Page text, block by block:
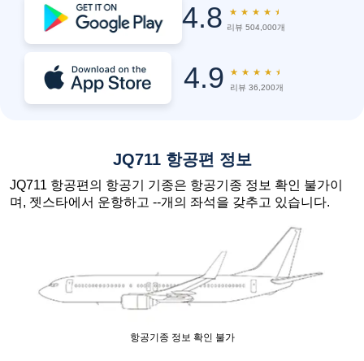
4.8 ★ ★ ★ ★ ★
리뷰 504,000개
4.9 ★ ★ ★ ★ ★
리뷰 36,200개
JQ711 항공편 정보
JQ711 항공편의 항공기 기종은 항공기종 정보 확인 불가이
며, 젯스타에서 운항하고 --개의 좌석을 갖추고 있습니다.
항공기종 정보 확인 불가